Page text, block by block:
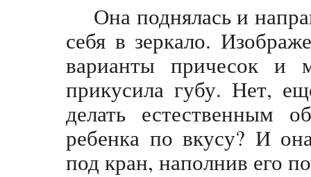
Она поднялась и
себя в зеркало.
варианты причесок и
прикусила губу. Нет,
делать естественным
ребенка по вкусу? И
под кран, наполнив его